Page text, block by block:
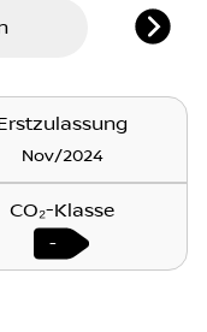
Nov/2024
CO₂-Klasse
-